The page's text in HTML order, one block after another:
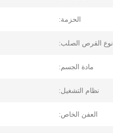
الحزمة:
نوع القرص الصلب:
مادة الجسم:
نظام التشغيل:
العفن الخاص: